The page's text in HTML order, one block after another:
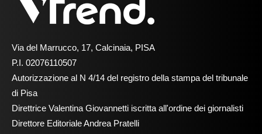
Via del Marrucco, 17, Calcinaia, PISA
P.I. 02076110507
Autorizzazione al N 4/14 del registro della stampa del tribunale
di Pisa
Direttrice Valentina Giovannetti iscritta all'ordine dei giornalisti
Direttore Editoriale Andrea Pratelli